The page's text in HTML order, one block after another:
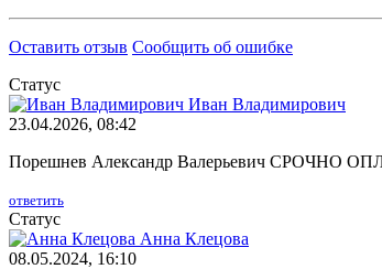
Оставить отзыв Сообщить об ошибке
Статус
Иван Владимирович
23.04.2026, 08:42
Порешнев Александр Валерьевич
ответить
Статус
Анна Клецова
08.05.2024, 16:10